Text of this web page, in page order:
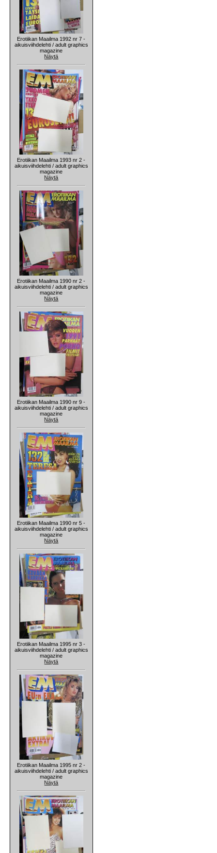
Erotiikan Maailma 1992 nr 7 -
aikuisviihdelehti / adult graphics
magazine
Näytä
Erotiikan Maailma 1993 nr 2 -
aikuisviihdelehti / adult graphics
magazine
Näytä
Erotiikan Maailma 1990 nr 2 -
aikuisviihdelehti / adult graphics
magazine
Näytä
Erotiikan Maailma 1990 nr 9 -
aikuisviihdelehti / adult graphics
magazine
Näytä
Erotiikan Maailma 1990 nr 5 -
aikuisviihdelehti / adult graphics
magazine
Näytä
Erotiikan Maailma 1995 nr 3 -
aikuisviihdelehti / adult graphics
magazine
Näytä
Erotiikan Maailma 1995 nr 2 -
aikuisviihdelehti / adult graphics
magazine
Näytä